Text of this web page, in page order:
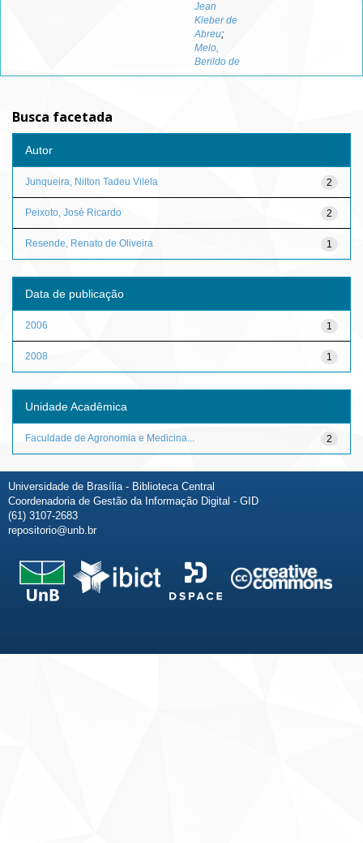
Jean
Kleber de
Abreu;
Melo,
Berildo de
Busca facetada
Autor
2
Junqueira, Nilton Tadeu Vilela
2
Peixoto, José Ricardo
1
Resende, Renato de Oliveira
Data de publicação
1
2006
1
2008
Unidade Acadêmica
2
Faculdade de Agronomia e Medicina...
Universidade de Brasília - Biblioteca Central
Coordenadoria de Gestão da Informação Digital - GID
(61) 3107-2683
repositorio@unb.br